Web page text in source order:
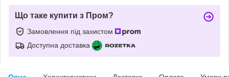
Що таке купити з Пром?
Замовлення під захистом
Доступна доставка